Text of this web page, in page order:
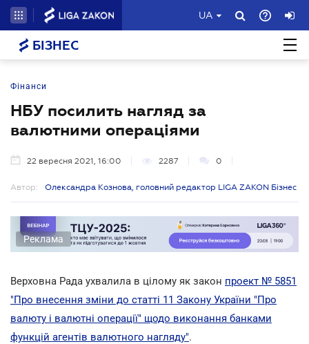
UA
БІЗНЕС
Фінанси
НБУ посилить нагляд за
валютними операціями
22 вересня 2021, 16:00 2287 0
Автор: Олександра Кознова, головний редактор LIGA ZAKON Бізнес
Реклама
Верховна Рада ухвалила в цілому як закон проект № 5851
"Про внесення зміни до статті 11 Закону України "Про
валюту і валютні операції" щодо виконання банками
функцій агентів валютного нагляду".